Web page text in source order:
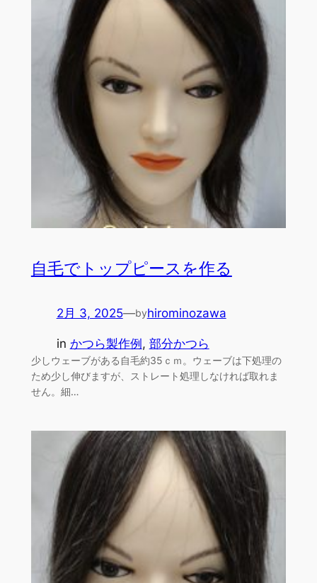
自毛でトップピースを作る
2月 3, 2025—byhirominozawa
in かつら製作例, 部分かつら
少しウェーブがある自毛約35ｃｍ。ウェーブは下処理の
ため少し伸びますが、ストレート処理しなければ取れま
せん。細…